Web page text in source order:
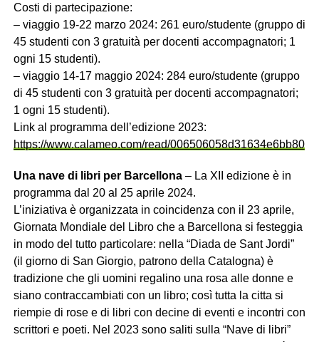
Costi di partecipazione:
– viaggio 19-22 marzo 2024: 261 euro/studente (gruppo di
45 studenti con 3 gratuità per docenti accompagnatori; 1
ogni 15 studenti).
– viaggio 14-17 maggio 2024: 284 euro/studente (gruppo
di 45 studenti con 3 gratuità per docenti accompagnatori;
1 ogni 15 studenti).
Link al programma dell’edizione 2023:
https://www.calameo.com/read/006506058d31634e6bb80
Una nave di libri per Barcellona– La XII edizione è in
programma dal 20 al 25 aprile 2024.
L’iniziativa è organizzata in coincidenza con il 23 aprile,
Giornata Mondiale del Libro che a Barcellona si festeggia
in modo del tutto particolare: nella “Diada de Sant Jordi”
(il giorno di San Giorgio, patrono della Catalogna) è
tradizione che gli uomini regalino una rosa alle donne e
siano contraccambiati con un libro; così tutta la citta si
riempie di rose e di libri con decine di eventi e incontri con
scrittori e poeti. Nel 2023 sono saliti sulla “Nave di libri”